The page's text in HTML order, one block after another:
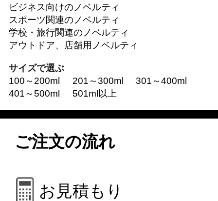
ビジネス向けのノベルティ
スポーツ関連のノベルティ
学校・旅行関連のノベルティ
アウトドア、店舗用ノベルティ
サイズで選ぶ
100～200ml
201～300ml
301～400ml
401～500ml
501ml以上
ご注文の流れ
お見積もり